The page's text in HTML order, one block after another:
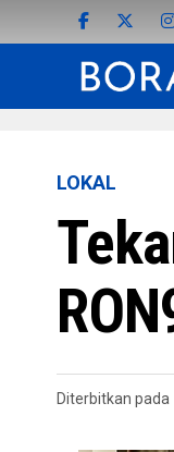
LOKAL
Diterbitkan pada